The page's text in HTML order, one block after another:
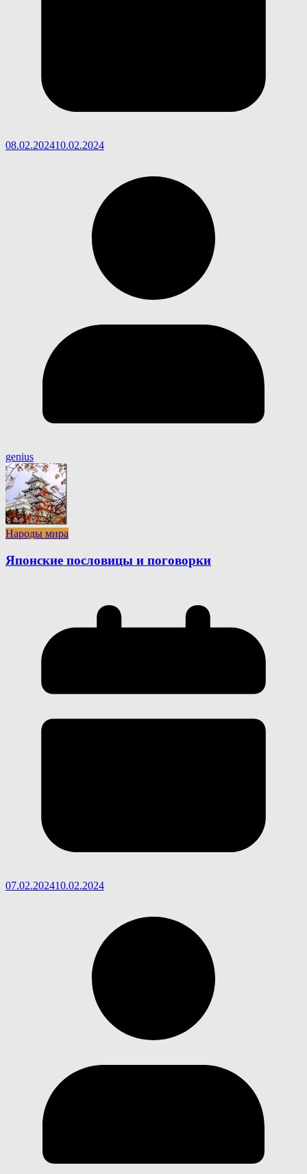
08.02.202410.02.2024
genius
Народы мира
Японские пословицы и поговорки
07.02.202410.02.2024